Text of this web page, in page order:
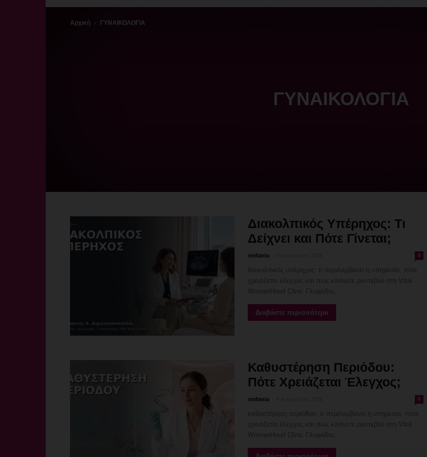
Αρχική ΓΥΝΑΙΚΟΛΟΓΙΑ
ΓΥΝΑΙΚΟΛΟΓΙΑ
Διακολπικός Υπέρηχος: Τι
Δείχνει και Πότε Γίνεται;
stefania 0
Διαβάστε περισσότερα
Καθυστέρηση Περιόδου:
Πότε Χρειάζεται Έλεγχος;
stefania 0